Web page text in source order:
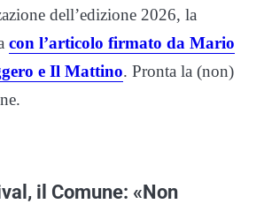
dell’edizione 2026, la
con l’articolo firmato da Mario
e Il Mattino. Pronta la (non)
il Comune: «Non